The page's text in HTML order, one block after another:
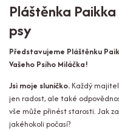
Pláštěnka
psy
Představujeme Pláštěnku
Vašeho Psího Miláčka!
Jsi moje sluníčko.Každý
jen radost, ale také
vše může přinést starosti. Jak
jakéhokoli počasí?